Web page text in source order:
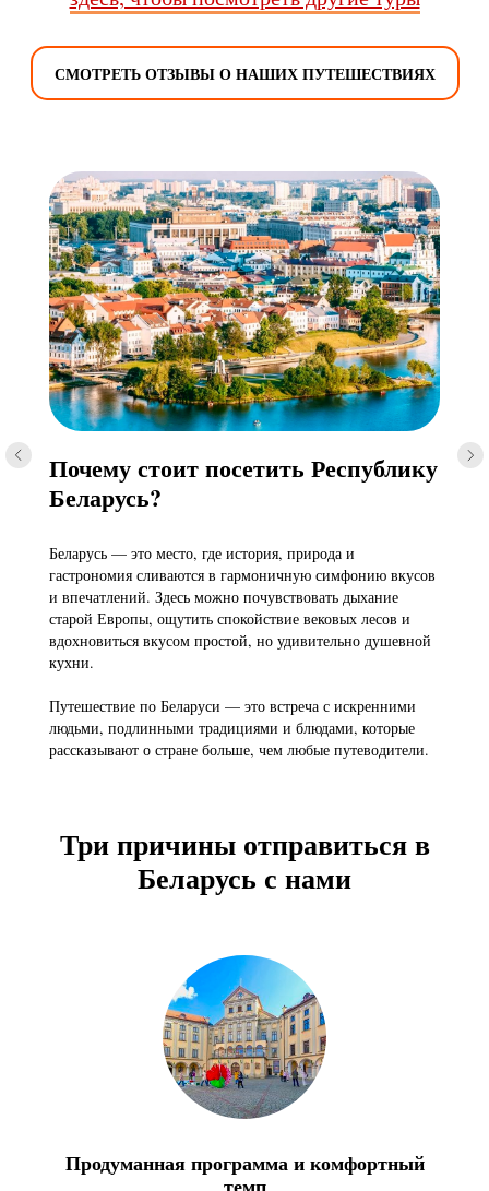
СМОТРЕТЬ ОТЗЫВЫ О НАШИХ ПУТЕШЕСТВИЯХ
Почему стоит посетить Республику
Беларусь?
Беларусь — это место, где история, природа и
гастрономия сливаются в гармоничную симфонию вкусов
и впечатлений. Здесь можно почувствовать дыхание
старой Европы, ощутить спокойствие вековых лесов и
вдохновиться вкусом простой, но удивительно душевной
кухни.
Путешествие по Беларуси — это встреча с искренними
людьми, подлинными традициями и блюдами, которые
рассказывают о стране больше, чем любые путеводители.
Три причины отправиться в
Беларусь с нами
Продуманная программа и комфортный
темп